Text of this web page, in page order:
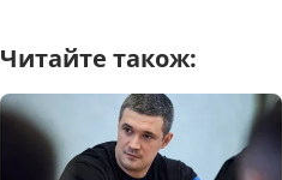
Читайте також: